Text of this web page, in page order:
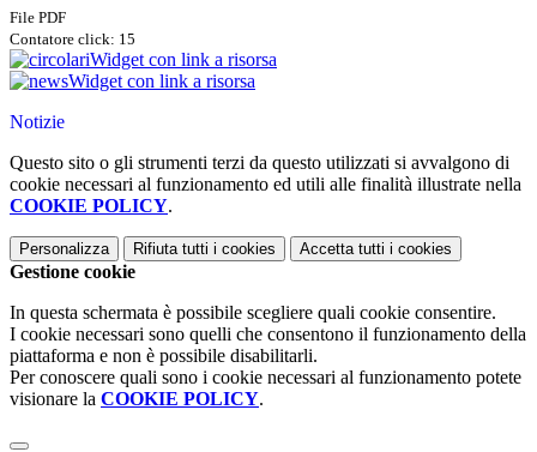
File PDF
Contatore click: 15
Widget con link a risorsa
Widget con link a risorsa
Notizie
Questo sito o gli strumenti terzi da questo utilizzati si avvalgono di
cookie necessari al funzionamento ed utili alle finalità illustrate nella
COOKIE POLICY.
Personalizza Rifiuta tutti i cookies Accetta tutti i cookies
Gestione cookie
In questa schermata è possibile scegliere quali cookie consentire.
I cookie necessari sono quelli che consentono il funzionamento della
piattaforma e non è possibile disabilitarli.
Per conoscere quali sono i cookie necessari al funzionamento potete
visionare la COOKIE POLICY.